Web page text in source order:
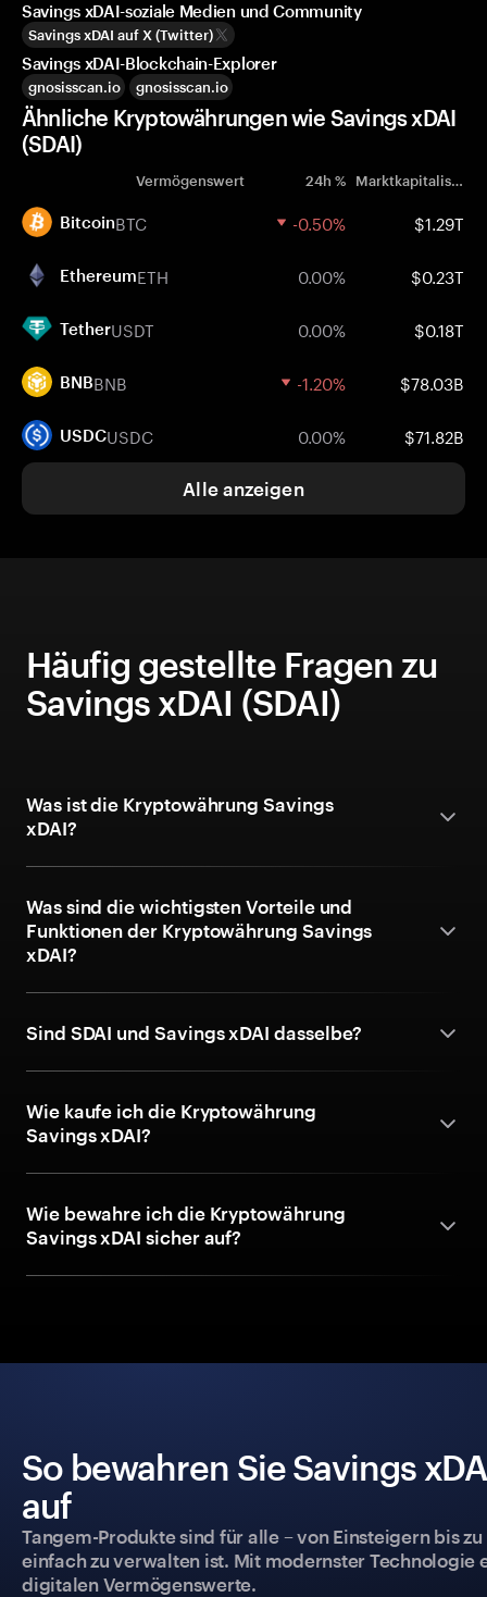
Savings xDAI-soziale Medien und Community
Savings xDAI auf X (Twitter)
Savings xDAI-Blockchain-Explorer
gnosisscan.io gnosisscan.io
Ähnliche Kryptowährungen wie Savings xDAI
(SDAI)
Vermögenswert 24h % Marktkapitalisierung
BitcoinBTC -0.50% $1.29T
EthereumETH 0.00% $0.23T
TetherUSDT 0.00% $0.18T
BNBBNB -1.20% $78.03B
USDCUSDC 0.00% $71.82B
Alle anzeigen
Häufig gestellte Fragen zu
Savings xDAI (SDAI)
Was ist die Kryptowährung Savings
xDAI?
Was sind die wichtigsten Vorteile und
Funktionen der Kryptowährung Savings
xDAI?
Sind SDAI und Savings xDAI dasselbe?
Wie kaufe ich die Kryptowährung
Savings xDAI?
Wie bewahre ich die Kryptowährung
Savings xDAI sicher auf?
So bewahren Sie Savings
auf
Tangem-Produkte sind für alle – von Einsteigern bis
einfach zu verwalten ist. Mit modernster
digitalen Vermögenswerte.